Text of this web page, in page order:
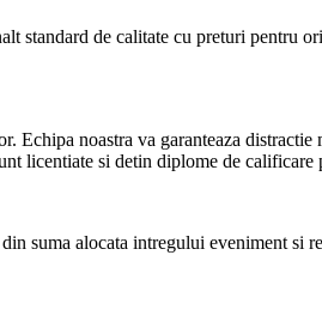
de calitate cu preturi pentru
noastra va garanteaza
licentiate si detin diplome de
suma alocata intregului eveniment si